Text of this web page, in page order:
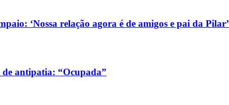
‘Nossa relação agora é de amigos e pai da Pilar’
antipatia: “Ocupada”